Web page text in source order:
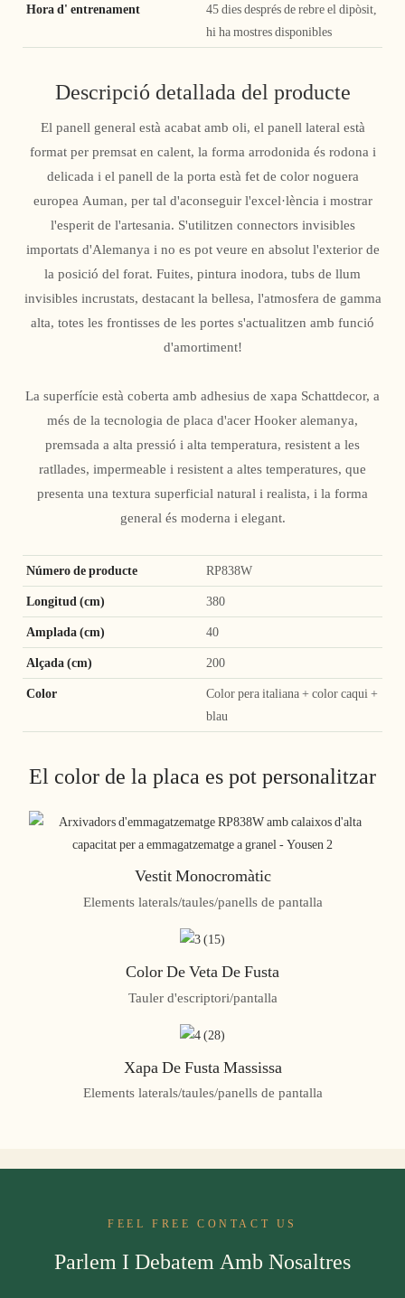
Hora d' entrenament
45 dies després de rebre el dipòsit,
hi ha mostres disponibles
Descripció detallada del producte
El panell general està acabat amb oli, el panell lateral està
format per premsat en calent, la forma arrodonida és rodona i
delicada i el panell de la porta està fet de color noguera
europea Auman, per tal d'aconseguir l'excel·lència i mostrar
l'esperit de l'artesania. S'utilitzen connectors invisibles
importats d'Alemanya i no es pot veure en absolut l'exterior de
la posició del forat. Fuites, pintura inodora, tubs de llum
invisibles incrustats, destacant la bellesa, l'atmosfera de gamma
alta, totes les frontisses de les portes s'actualitzen amb funció
d'amortiment!
La superfície està coberta amb adhesius de xapa Schattdecor, a
més de la tecnologia de placa d'acer Hooker alemanya,
premsada a alta pressió i alta temperatura, resistent a les
ratllades, impermeable i resistent a altes temperatures, que
presenta una textura superficial natural i realista, i la forma
general és moderna i elegant.
Número de producte RP838W
Longitud (cm) 380
Amplada (cm) 40
Alçada (cm) 200
Color
Color pera italiana + color caqui +
blau
El color de la placa es pot personalitzar
Vestit Monocromàtic
Elements laterals/taules/panells de pantalla
Color De Veta De Fusta
Tauler d'escriptori/pantalla
Xapa De Fusta Massissa
Elements laterals/taules/panells de pantalla
FEEL FREE CONTACT US
Parlem I Debatem Amb Nosaltres